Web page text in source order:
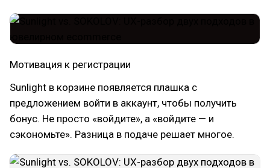
Мотивация к регистрации
Sunlight в корзине появляется плашка с
предложением войти в аккаунт, чтобы получить
бонус. Не просто «войдите», а «войдите — и
сэкономьте». Разница в подаче решает многое.